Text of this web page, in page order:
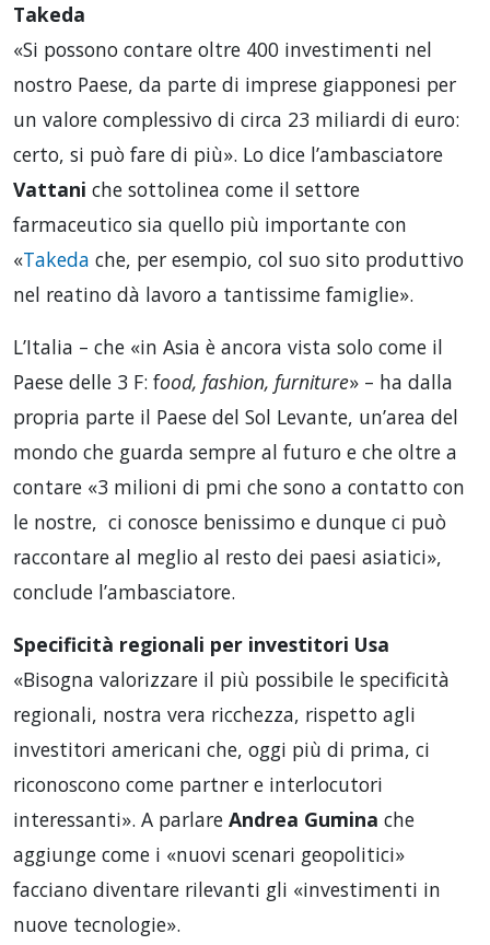
Takeda
«Si possono contare oltre 400 investimenti nel
nostro Paese, da parte di imprese giapponesi per
un valore complessivo di circa 23 miliardi di euro:
certo, si può fare di più». Lo dice l’ambasciatore
Vattani che sottolinea come il settore
farmaceutico sia quello più importante con
«Takeda che, per esempio, col suo sito produttivo
nel reatino dà lavoro a tantissime famiglie».
L’Italia – che «in Asia è ancora vista solo come il
Paese delle 3 F: food, fashion, furniture» – ha dalla
propria parte il Paese del Sol Levante, un’area del
mondo che guarda sempre al futuro e che oltre a
contare «3 milioni di pmi che sono a contatto con
le nostre, ci conosce benissimo e dunque ci può
raccontare al meglio al resto dei paesi asiatici»,
conclude l’ambasciatore.
Specificità regionali per investitori Usa
«Bisogna valorizzare il più possibile le specificità
regionali, nostra vera ricchezza, rispetto agli
investitori americani che, oggi più di prima, ci
riconoscono come partner e interlocutori
interessanti». A parlare Andrea Gumina che
aggiunge come i «nuovi scenari geopolitici»
facciano diventare rilevanti gli «investimenti in
nuove tecnologie».